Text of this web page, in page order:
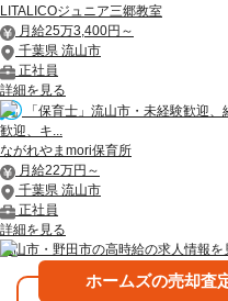
LITALICOジュニア三郷教室
月給25万3,400円～
千葉県 流山市
正社員
詳細を見る
「保育士」流山市・未経験歓迎
歓迎、キ...
ながれやまmori保育所
月給22万円～
千葉県 流山市
正社員
詳細を見る
流山市・野田市の高時給の求人情報を
ホームズの売却査